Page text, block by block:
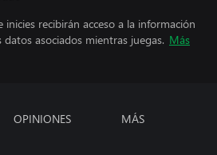
recibirán acceso a la información
asociados mientras juegas. Más
OPINIONES MÁS